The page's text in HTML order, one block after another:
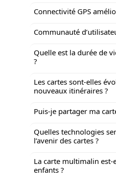
Connectivité GPS
Communauté
Quelle est la durée de
?
Les cartes sont-elles
nouveaux itinéraires ?
Puis-je partager ma
Quelles technologies
l’avenir des cartes ?
La carte multimalin est-
enfants ?